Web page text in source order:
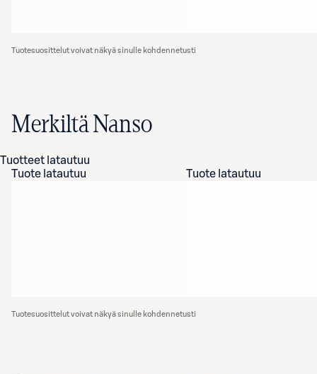
Tuotesuosittelut voivat näkyä sinulle kohdennetusti
Merkiltä Nanso
Tuotteet latautuu
Tuote latautuu
Tuote latautuu
Tuotesuosittelut voivat näkyä sinulle kohdennetusti